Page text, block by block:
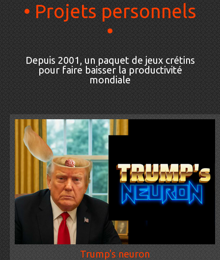
• Projets personnels
•
Depuis 2001, un paquet de jeux crétins
pour faire baisser la productivité
mondiale
Trump's neuron